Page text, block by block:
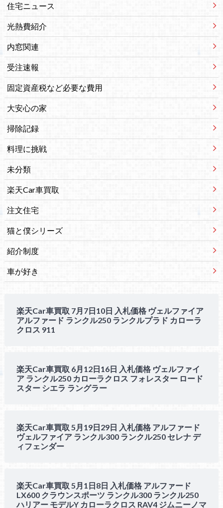
住宅ニュース
光熱費紹介
内窓関連
受注速報
固定資産税など必要な費用
大安心の家
掃除記録
料理に挑戦
未分類
楽天Car車買取
注文住宅
猫と僕シリーズ
紹介制度
車が好き
楽天Car車買取 7月7日10日 入札価格 ヴェルファイア
アルファード ランクル250 ランクルプラド カローラ
クロス 911
楽天Car車買取 6月12日16日 入札価格 ヴェルファイ
ア ランクル250 カローラクロス フォレスター ロード
スター シエラ ラングラー
楽天Car車買取 5月19日29日 入札価格 アルファード
ヴェルファイア ランクル300 ランクル250 セレナ デ
ィフェンダー
楽天Car車買取 5月1日8日 入札価格 アルファード
LX600 クラウンスポーツ ランクル300 ランクル250
ハリアー モデルY カローラクロス RAV4 ジムニーノマ